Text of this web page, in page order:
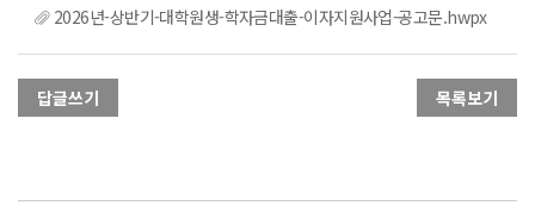
2026년-상반기-대학원생-학자금대출-이자지원사업-공고문.hwpx
답글쓰기 목록보기